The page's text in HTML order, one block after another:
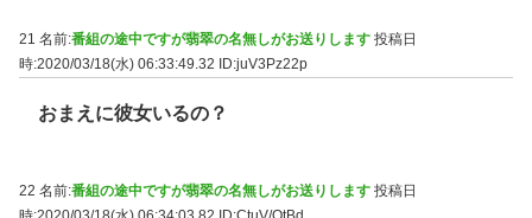
21 名前:番組の途中ですが翡翠の名無しがお送りします 投稿日
時:2020/03/18(水) 06:33:49.32 ID:juV3Pz22p
おまえに彼女いるの？
22 名前:番組の途中ですが翡翠の名無しがお送りします 投稿日